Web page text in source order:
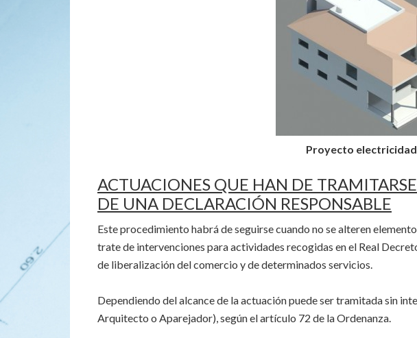
Proyecto electricidad
ACTUACIONES QUE HAN DE
DE UNA DECLARACIÓN RESPONSABLE
Este procedimiento habrá de seguirse cuando no se alteren
trate de intervenciones para actividades recogidas en el Real
de liberalización del comercio y de determinados servicios.
Dependiendo del alcance de la actuación puede ser tramitada sin
Arquitecto o Aparejador), según el artículo 72 de la Ordenanza.